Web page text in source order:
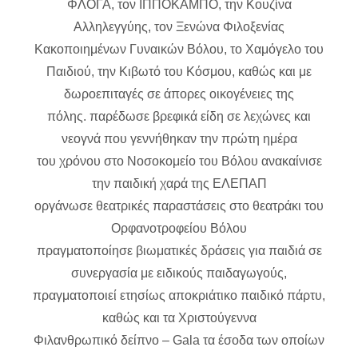
ΦΛΟΓΑ, τον ΙΠΠΟΚΑΜΠΟ, την Κουζίνα
Αλληλεγγύης, τον Ξενώνα Φιλοξενίας
Κακοποιημένων Γυναικών Βόλου, το Χαμόγελο του
Παιδιού, την Κιβωτό του Κόσμου, καθώς και με
δωροεπιταγές σε άπορες οικογένειες της
πόλης. παρέδωσε βρεφικά είδη σε λεχώνες και
νεογνά που γεννήθηκαν την πρώτη ημέρα
του χρόνου στο Νοσοκομείο του Βόλου ανακαίνισε
την παιδική χαρά της ΕΛΕΠΑΠ
οργάνωσε θεατρικές παραστάσεις στο θεατράκι του
Ορφανοτροφείου Βόλου
πραγματοποίησε βιωματικές δράσεις για παιδιά σε
συνεργασία με ειδικούς παιδαγωγούς,
πραγματοποιεί ετησίως αποκριάτικο παιδικό πάρτυ,
καθώς και τα Χριστούγεννα
Φιλανθρωπικό δείπνο – Gala τα έσοδα των οποίων